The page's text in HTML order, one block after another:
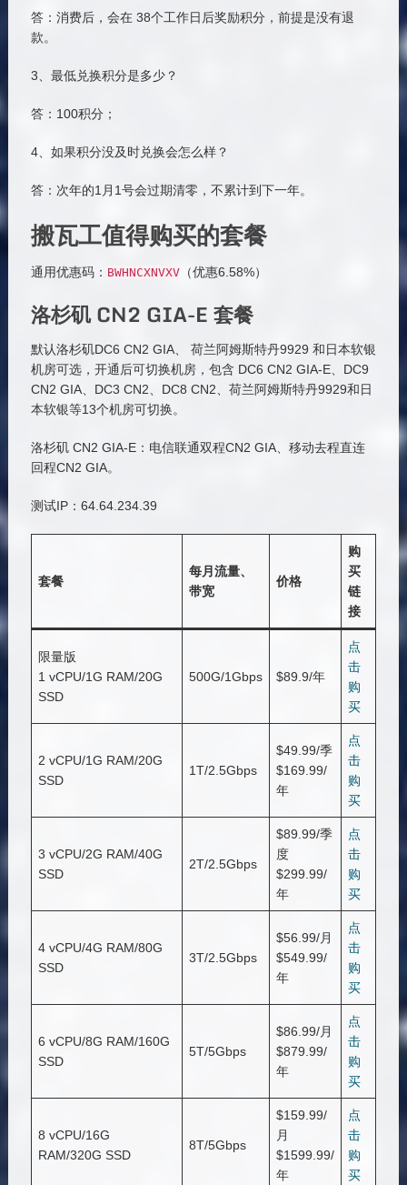
答：消费后，会在 38个工作日后奖励积分，前提是没有退
款。
3、最低兑换积分是多少？
答：100积分；
4、如果积分没及时兑换会怎么样？
答：次年的1月1号会过期清零，不累计到下一年。
搬瓦工值得购买的套餐
通用优惠码： BWHNCXNVXV（优惠6.58%）
洛杉矶 CN2 GIA-E 套餐
默认洛杉矶DC6 CN2 GIA、 荷兰阿姆斯特丹9929 和日本软银
机房可选，开通后可切换机房，包含 DC6 CN2 GIA-E、DC9
CN2 GIA、DC3 CN2、DC8 CN2、荷兰阿姆斯特丹9929和日
本软银等13个机房可切换。
洛杉矶 CN2 GIA-E：电信联通双程CN2 GIA、移动去程直连
回程CN2 GIA。
测试IP：64.64.234.39
套餐
每月流量、
带宽
价格
购
买
链
接
限量版
1 vCPU/1G RAM/20G
SSD
500G/1Gbps $89.9/年
点
击
购
买
2 vCPU/1G RAM/20G
SSD
1T/2.5Gbps
$49.99/季
$169.99/
年
点
击
购
买
3 vCPU/2G RAM/40G
SSD
2T/2.5Gbps
$89.99/季
度
$299.99/
年
点
击
购
买
4 vCPU/4G RAM/80G
SSD
3T/2.5Gbps
$56.99/月
$549.99/
年
点
击
购
买
6 vCPU/8G RAM/160G
SSD
5T/5Gbps
$86.99/月
$879.99/
年
点
击
购
买
8 vCPU/16G
RAM/320G SSD
8T/5Gbps
$159.99/
月
$1599.99/
年
点
击
购
买